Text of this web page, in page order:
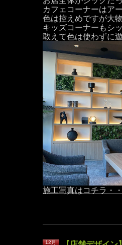
カフェコーナーはア
色は控えめですが大
キッズコーナーもシ
敢えて色は使わずに
施工写真はコチラ・
12月